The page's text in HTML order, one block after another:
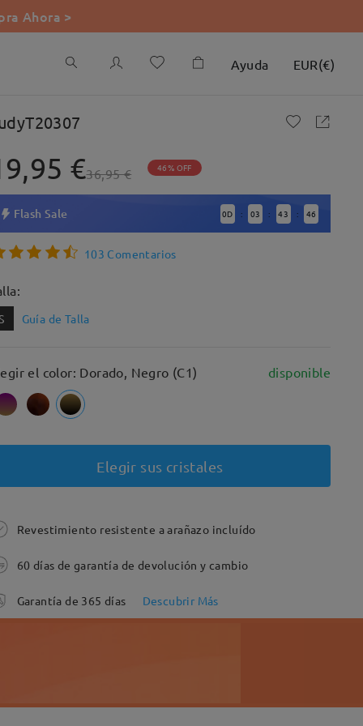
Ahora >
Ayuda EUR(€)
€36,95 € 46% OFF
Flash Sale 0D : 03 : 43 : 45
103 Comentarios
Guía de Talla
el color: Dorado, Negro (C1) disponible
Elegir sus cristales
Revestimiento resistente a arañazo incluído
60 días de garantía de devolución y cambio
Garantía de 365 días Descubrir Más